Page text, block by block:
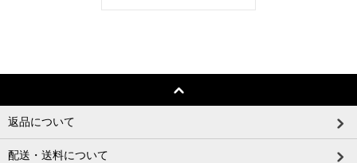
返品について
配送・送料について